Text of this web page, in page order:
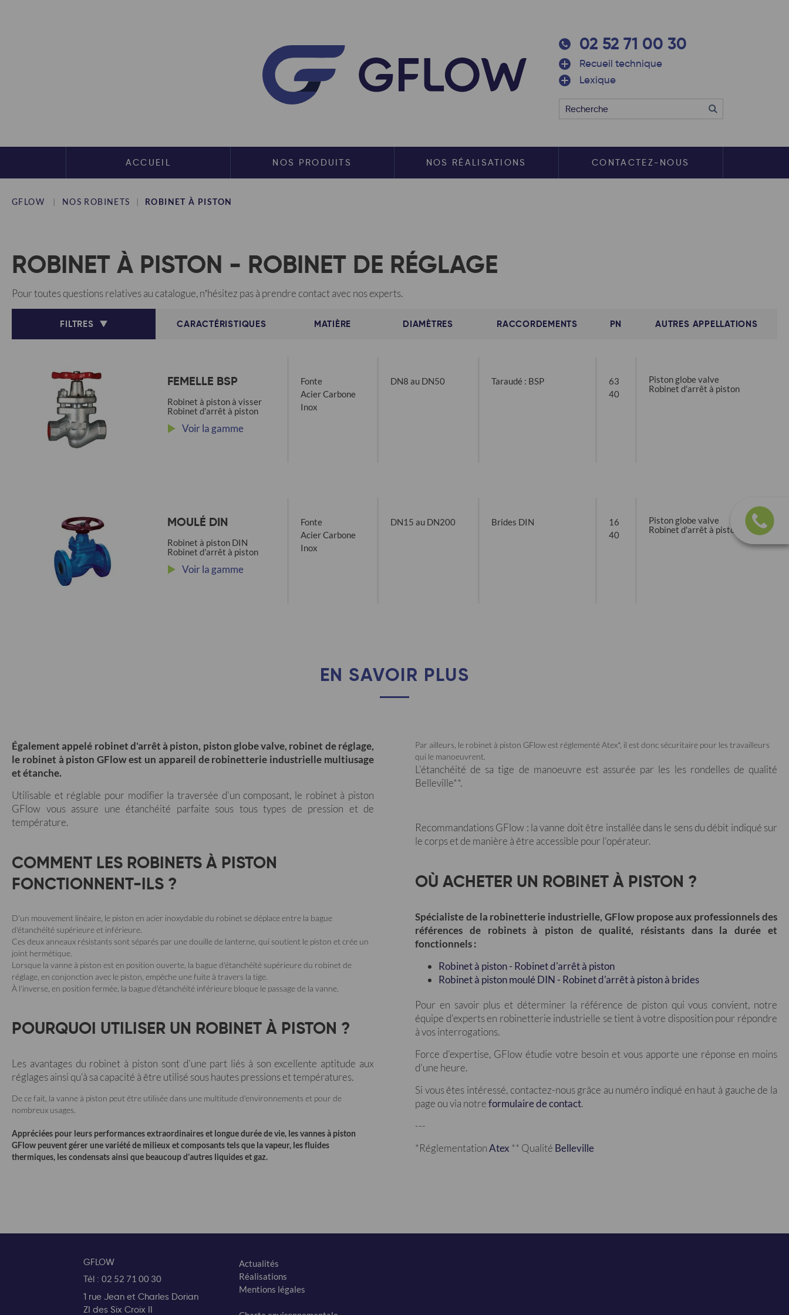
02 52 71 00 30
Recueil technique
Lexique
ACCUEIL NOS PRODUITS NOS RÉALISATIONS CONTACTEZ-NOUS
GFLOW NOS ROBINETS ROBINET À PISTON
ROBINET À PISTON - ROBINET DE RÉGLAGE
Pour toutes questions relatives au catalogue, n’hésitez pas à prendre contact avec nos experts.
FILTRES CARACTÉRISTIQUES MATIÈRE DIAMÈTRES RACCORDEMENTS PN AUTRES APPELLATIONS
FEMELLE BSP
Robinet à piston à visser
Robinet d'arrêt à piston
Voir la gamme
Fonte
Acier Carbone
Inox
DN8 au DN50 Taraudé : BSP
63
40
Piston globe valve
Robinet d'arrêt à piston
MOULÉ DIN
Robinet à piston DIN
Robinet d'arrêt à piston
Voir la gamme
Fonte
Acier Carbone
Inox
DN15 au DN200 Brides DIN
16
40
Piston globe valve
Robinet d'arrêt à piston
EN SAVOIR PLUS
Également appelé robinet d'arrêt à piston, piston globe valve, robinet de réglage,
le robinet à piston GFlow est un appareil de robinetterie industrielle multiusage
et étanche.
Utilisable et réglable pour modifier la traversée d'un composant, le robinet à piston
GFlow vous assure une étanchéité parfaite sous tous types de pression et de
température.
COMMENT LES ROBINETS À PISTON
FONCTIONNENT-ILS ?
D'un mouvement linéaire, le piston en acier inoxydable du robinet se déplace entre la bague
d'étanchéité supérieure et inférieure.
Ces deux anneaux résistants sont séparés par une douille de lanterne, qui soutient le piston et crée un
joint hermétique.
Lorsque la vanne à piston est en position ouverte, la bague d'étanchéité supérieure du robinet de
réglage, en conjonction avec le piston, empêche une fuite à travers la tige.
À l'inverse, en position fermée, la bague d'étanchéité inférieure bloque le passage de la vanne.
POURQUOI UTILISER UN ROBINET À PISTON ?
Les avantages du robinet à piston sont d'une part liés à son excellente aptitude aux
réglages ainsi qu'à sa capacité à être utilisé sous hautes pressions et températures.
De ce fait, la vanne à piston peut être utilisée dans une multitude d'environnements et pour de
nombreux usages.
Appréciées pour leurs performances extraordinaires et longue durée de vie, les vannes à piston
GFlow peuvent gérer une variété de milieux et composants tels que la vapeur, les fluides
thermiques, les condensats ainsi que beaucoup d'autres liquides et gaz.
Par ailleurs, le robinet à piston GFlow est réglementé Atex*, il est donc sécuritaire pour les travailleurs
qui le manoeuvrent.
L'étanchéité de sa tige de manoeuvre est assurée par les les rondelles de qualité
Belleville**.
Recommandations GFlow : la vanne doit être installée dans le sens du débit indiqué sur
le corps et de manière à être accessible pour l'opérateur.
OÙ ACHETER UN ROBINET À PISTON ?
Spécialiste de la robinetterie industrielle, GFlow propose aux professionnels des
références de robinets à piston de qualité, résistants dans la durée et
fonctionnels :
Robinet à piston - Robinet d'arrêt à piston
Robinet à piston moulé DIN - Robinet d'arrêt à piston à brides
Pour en savoir plus et déterminer la référence de piston qui vous convient, notre
équipe d'experts en robinetterie industrielle se tient à votre disposition pour répondre
à vos interrogations.
Force d'expertise, GFlow étudie votre besoin et vous apporte une réponse en moins
d'une heure.
Si vous êtes intéressé, contactez-nous grâce au numéro indiqué en haut à gauche de la
page ou via notreformulaire de contact.
---
*RéglementationAtex ** Qualité Belleville
GFLOW
Tél : 02 52 71 00 30
1 rue Jean et Charles Dorian
ZI des Six Croix II
Actualités
Réalisations
Mentions légales